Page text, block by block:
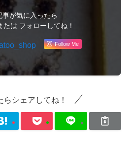
事が気に入ったら
たは フォローしてね！
Follow Me
らシェアしてね！